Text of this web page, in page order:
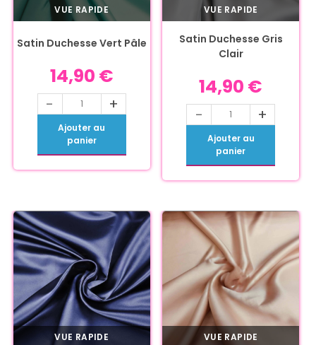
VUE RAPIDE
Satin Duchesse Vert Pâle
14,90 €
- +
Ajouter au
panier
VUE RAPIDE
Satin Duchesse Gris
Clair
14,90 €
- +
Ajouter au
panier
VUE RAPIDE VUE RAPIDE